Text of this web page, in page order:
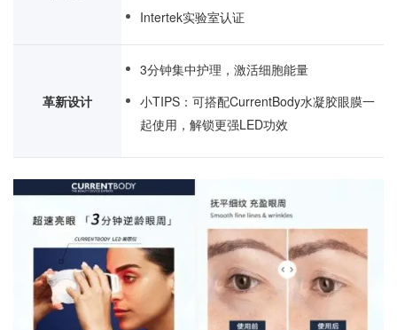
Intertek实验室认证
革新设计
3分钟集中护理，激活细胞能量
小TIPS：可搭配CurrentBody水凝胶眼膜一
起使用，解锁更强LED功效